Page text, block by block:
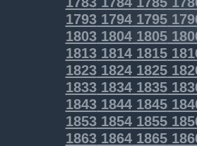
179317941795
180318041805
181318141815
182318241825
183318341835
184318441845
185318541855
186318641865